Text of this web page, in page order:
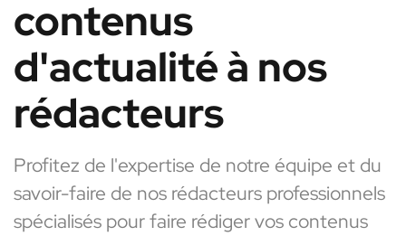
contenus
d'actualité à nos
rédacteurs
Profitez de l'expertise de notre équipe et du
savoir-faire de nos rédacteurs professionnels
spécialisés pour faire rédiger vos contenus